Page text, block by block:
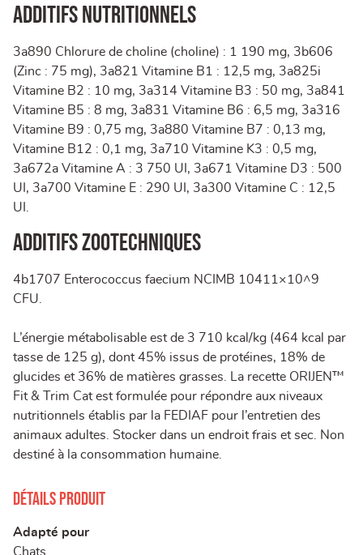
Additifs nutritionnels
3a890 Chlorure de choline (choline) : 1 190 mg, 3b606
(Zinc : 75 mg), 3a821 Vitamine B1 : 12,5 mg, 3a825i
Vitamine B2 : 10 mg, 3a314 Vitamine B3 : 50 mg, 3a841
Vitamine B5 : 8 mg, 3a831 Vitamine B6 : 6,5 mg, 3a316
Vitamine B9 : 0,75 mg, 3a880 Vitamine B7 : 0,13 mg,
Vitamine B12 : 0,1 mg, 3a710 Vitamine K3 : 0,5 mg,
3a672a Vitamine A : 3 750 UI, 3a671 Vitamine D3 : 500
UI, 3a700 Vitamine E : 290 UI, 3a300 Vitamine C : 12,5
UI.
Additifs zootechniques
4b1707 Enterococcus faecium NCIMB 10411×10^9
CFU.
L’énergie métabolisable est de 3 710 kcal/kg (464 kcal par
tasse de 125 g), dont 45% issus de protéines, 18% de
glucides et 36% de matières grasses. La recette ORIJEN™
Fit & Trim Cat est formulée pour répondre aux niveaux
nutritionnels établis par la FEDIAF pour l’entretien des
animaux adultes. Stocker dans un endroit frais et sec. Non
destiné à la consommation humaine.
Détails produit
Adapté pour
Chats